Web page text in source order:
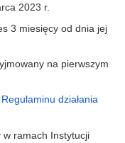
2023 r.
3 miesięcy od dnia jej
na pierwszym
działania
w ramach Instytucji